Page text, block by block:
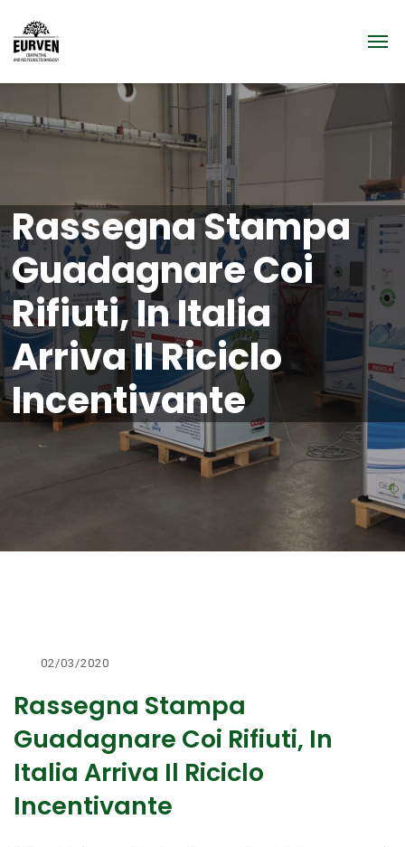
Rassegna Stampa
Guadagnare Coi
Rifiuti, In Italia
Arriva Il Riciclo
Incentivante
02/03/2020
Rassegna Stampa
Guadagnare Coi Rifiuti, In
Italia Arriva Il Riciclo
Incentivante